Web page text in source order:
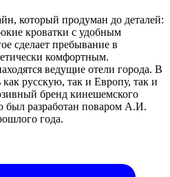
который продуман до деталей:
кроватки с удобным
сделает пребывание в
комфортным.
ведущие отели города. В
русскую, так и Европу, так и
бренд кинешемского
был разработан поваром А.И.
года.